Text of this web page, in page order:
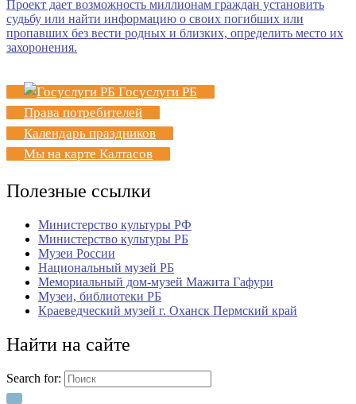
Госуслуги РБ
Права потребителей
Календарь праздников
Мы на карте Калтасов
Полезные ссылки
Министерство культуры РФ
Министерство культуры РБ
Музеи России
Национальный музей РБ
Мемориальный дом-музей Мажита Гафури
Музеи, библиотеки РБ
Краеведческий музей г. Оханск Пермский край
Найти на сайте
Search for: